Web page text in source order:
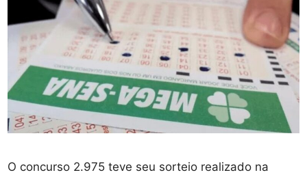
O concurso 2.975 teve seu sorteio realizado na